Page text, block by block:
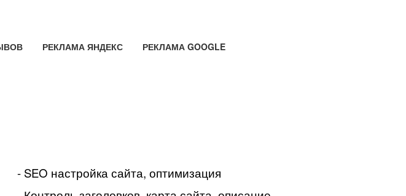
РЕКЛАМА ЯНДЕКС РЕКЛАМА GOOGLE
- SEO настройка сайта, оптимизация